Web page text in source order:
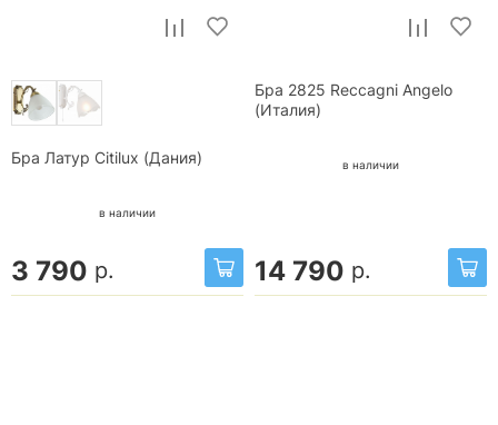
Бра Латур Citilux (Дания)
в наличии
3 790 р.
Бра 2825 Reccagni Angelo
(Италия)
в наличии
14 790 р.